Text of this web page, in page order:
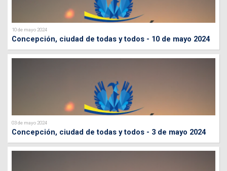
10 de mayo 2024
Concepción, ciudad de todas y todos - 10 de mayo 2024
03 de mayo 2024
Concepción, ciudad de todas y todos - 3 de mayo 2024